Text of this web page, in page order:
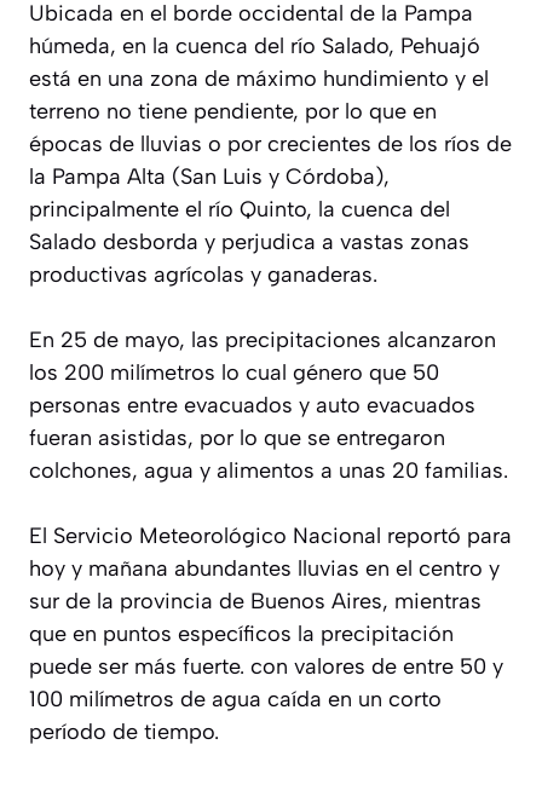
Ubicada en el borde occidental de la Pampa
húmeda, en la cuenca del río Salado, Pehuajó
está en una zona de máximo hundimiento y el
terreno no tiene pendiente, por lo que en
épocas de lluvias o por crecientes de los ríos de
la Pampa Alta (San Luis y Córdoba),
principalmente el río Quinto, la cuenca del
Salado desborda y perjudica a vastas zonas
productivas agrícolas y ganaderas.
En 25 de mayo, las precipitaciones alcanzaron
los 200 milímetros lo cual género que 50
personas entre evacuados y auto evacuados
fueran asistidas, por lo que se entregaron
colchones, agua y alimentos a unas 20 familias.
El Servicio Meteorológico Nacional reportó para
hoy y mañana abundantes lluvias en el centro y
sur de la provincia de Buenos Aires, mientras
que en puntos específicos la precipitación
puede ser más fuerte. con valores de entre 50 y
100 milímetros de agua caída en un corto
período de tiempo.